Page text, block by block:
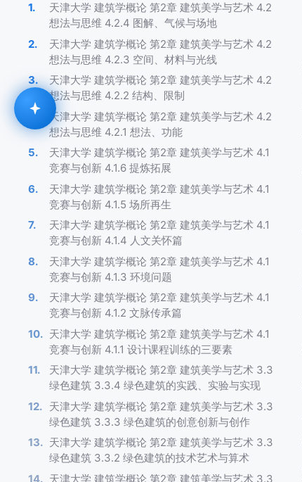
天津大学 建筑学概论 第2章 建筑美学与艺术 4.2
想法与思维 4.2.4 图解、气候与场地
天津大学 建筑学概论 第2章 建筑美学与艺术 4.2
想法与思维 4.2.3 空间、材料与光线
天津大学 建筑学概论 第2章 建筑美学与艺术 4.2
想法与思维 4.2.2 结构、限制
天津大学 建筑学概论 第2章 建筑美学与艺术 4.2
想法与思维 4.2.1 想法、功能
天津大学 建筑学概论 第2章 建筑美学与艺术 4.1
竞赛与创新 4.1.6 提炼拓展
天津大学 建筑学概论 第2章 建筑美学与艺术 4.1
竞赛与创新 4.1.5 场所再生
天津大学 建筑学概论 第2章 建筑美学与艺术 4.1
竞赛与创新 4.1.4 人文关怀篇
天津大学 建筑学概论 第2章 建筑美学与艺术 4.1
竞赛与创新 4.1.3 环境问题
天津大学 建筑学概论 第2章 建筑美学与艺术 4.1
竞赛与创新 4.1.2 文脉传承篇
天津大学 建筑学概论 第2章 建筑美学与艺术 4.1
竞赛与创新 4.1.1 设计课程训练的三要素
天津大学 建筑学概论 第2章 建筑美学与艺术 3.3
绿色建筑 3.3.4 绿色建筑的实践、实验与实现
天津大学 建筑学概论 第2章 建筑美学与艺术 3.3
绿色建筑 3.3.3 绿色建筑的创意创新与创作
天津大学 建筑学概论 第2章 建筑美学与艺术 3.3
绿色建筑 3.3.2 绿色建筑的技术艺术与算术
天津大学 建筑学概论 第2章 建筑美学与艺术 3.3